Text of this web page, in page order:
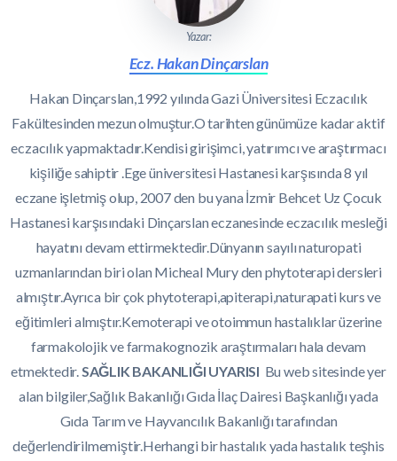
Yazar:
Ecz. Hakan Dinçarslan
Hakan Dinçarslan,1992 yılında Gazi Üniversitesi Eczacılık
Fakültesinden mezun olmuştur.O tarihten günümüze kadar aktif
eczacılık yapmaktadır.Kendisi girişimci, yatırımcı ve araştırmacı
kişiliğe sahiptir .Ege üniversitesi Hastanesi karşısında 8 yıl
eczane işletmiş olup, 2007 den bu yana İzmir Behcet Uz Çocuk
Hastanesi karşısındaki Dinçarslan eczanesinde eczacılık mesleği
hayatını devam ettirmektedir.Dünyanın sayılı naturopati
uzmanlarından biri olan Micheal Mury den phytoterapi dersleri
almıştır.Ayrıca bir çok phytoterapi,apiterapi,naturapati kurs ve
eğitimleri almıştır.Kemoterapi ve otoimmun hastalıklar üzerine
farmakolojik ve farmakognozik araştırmaları hala devam
etmektedir.SAĞLIK BAKANLIĞI UYARISI Bu web sitesinde yer
alan bilgiler,Sağlık Bakanlığı Gıda İlaç Dairesi Başkanlığı yada
Gıda Tarım ve Hayvancılık Bakanlığı tarafından
değerlendirilmemiştir.Herhangi bir hastalık yada hastalık teşhis